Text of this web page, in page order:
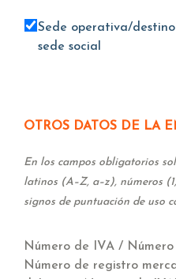
Sede operativa/
sede social
OTROS DATOS DE LA
En los campos obligatorios
latinos (A–Z, a–z), números
signos de puntuación de uso
Número de IVA /
Número de registro